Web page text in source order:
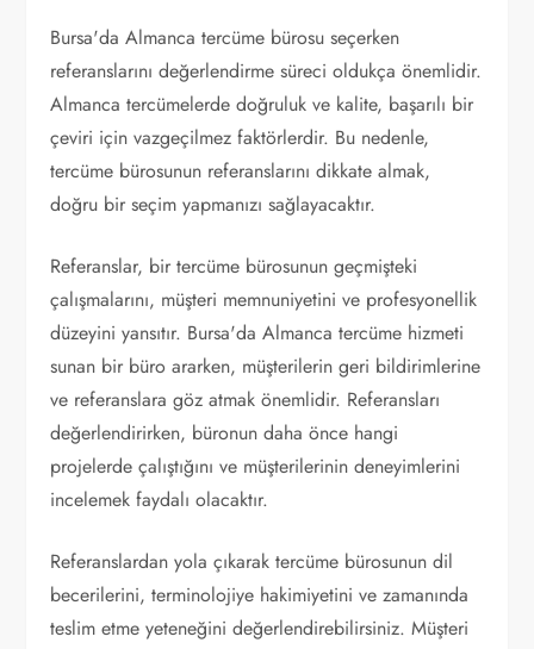
Bursa'da Almanca tercüme bürosu seçerken
referanslarını değerlendirme süreci oldukça önemlidir.
Almanca tercümelerde doğruluk ve kalite, başarılı bir
çeviri için vazgeçilmez faktörlerdir. Bu nedenle,
tercüme bürosunun referanslarını dikkate almak,
doğru bir seçim yapmanızı sağlayacaktır.
Referanslar, bir tercüme bürosunun geçmişteki
çalışmalarını, müşteri memnuniyetini ve profesyonellik
düzeyini yansıtır. Bursa'da Almanca tercüme hizmeti
sunan bir büro ararken, müşterilerin geri bildirimlerine
ve referanslara göz atmak önemlidir. Referansları
değerlendirirken, büronun daha önce hangi
projelerde çalıştığını ve müşterilerinin deneyimlerini
incelemek faydalı olacaktır.
Referanslardan yola çıkarak tercüme bürosunun dil
becerilerini, terminolojiye hakimiyetini ve zamanında
teslim etme yeteneğini değerlendirebilirsiniz. Müşteri